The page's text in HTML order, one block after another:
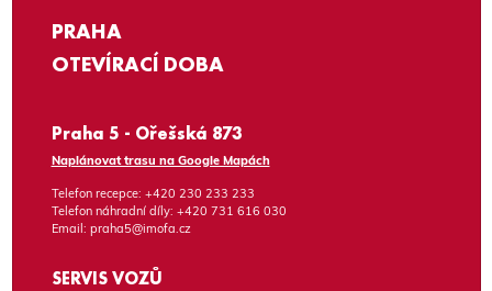
PRAHA
OTEVÍRACÍ DOBA
Praha 5 - Ořešská 873
Naplánovat trasu na Google Mapách
Telefon recepce: +420 230 233 233
Telefon náhradní díly: +420 731 616 030
Email: praha5@imofa.cz
SERVIS VOZŮ